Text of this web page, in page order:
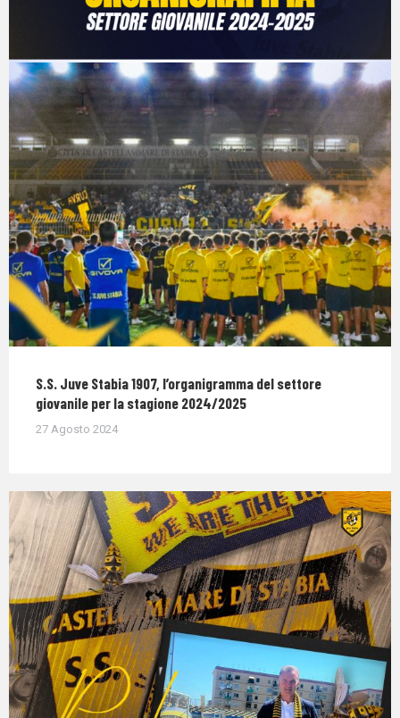
S.S. Juve Stabia 1907, l’organigramma del settore
giovanile per la stagione 2024/2025
27 Agosto 2024